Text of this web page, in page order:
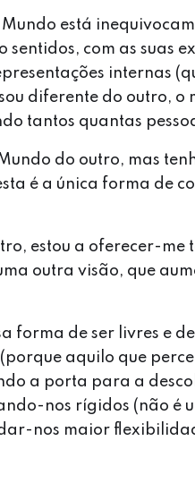
está
com as suas
internas
diferente do outro,
tantos quantas
do outro, mas
é a única forma de
estou a oferecer-
outra visão, que
forma de ser livres e
aquilo que
a porta para a
nos rígidos (não é
nos maior